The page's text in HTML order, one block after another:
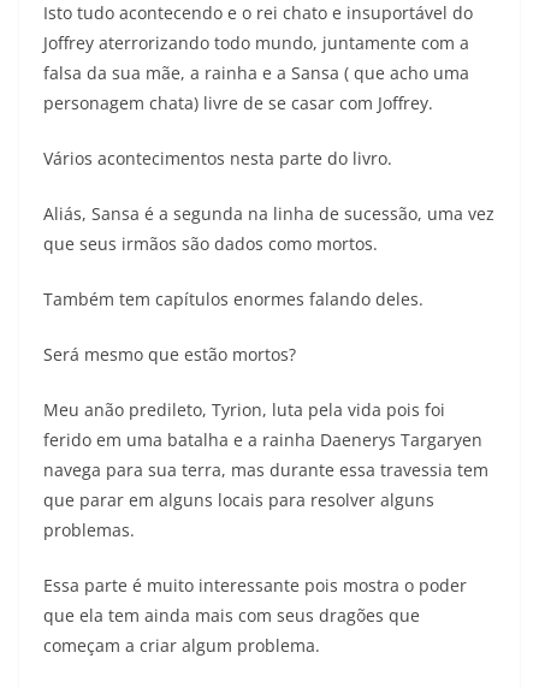
Isto tudo acontecendo e o rei chato e insuportável do
Joffrey aterrorizando todo mundo, juntamente com a
falsa da sua mãe, a rainha e a Sansa ( que acho uma
personagem chata) livre de se casar com Joffrey.
Vários acontecimentos nesta parte do livro.
Aliás, Sansa é a segunda na linha de sucessão, uma vez
que seus irmãos são dados como mortos.
Também tem capítulos enormes falando deles.
Será mesmo que estão mortos?
Meu anão predileto, Tyrion, luta pela vida pois foi
ferido em uma batalha e a rainha Daenerys Targaryen
navega para sua terra, mas durante essa travessia tem
que parar em alguns locais para resolver alguns
problemas.
Essa parte é muito interessante pois mostra o poder
que ela tem ainda mais com seus dragões que
começam a criar algum problema.